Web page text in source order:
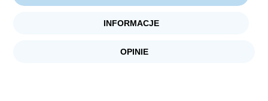
INFORMACJE
OPINIE